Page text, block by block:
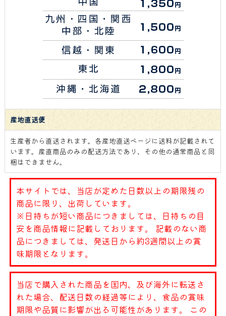
産地直送便
生産者から直送されます。各産地直送ページに送料が記載されて
います。産直商品のみの配送方法であり、その他の通常商品と同
梱はできません。
本サイトでは、当店が定めた日数以上の期限残の
商品に限り、出荷しています。
※日持ちが短い商品につきましては、日持ちの目
安を商品情報に記載しております。 記載のない商
品につきましては、発送日から約3週間以上の賞
味期限となります。
当店で購入された商品を国内、及び海外に転送さ
れた場合、配送日数の経過等により、食品の賞味
期限や品質に影響が出る可能性があります。 この